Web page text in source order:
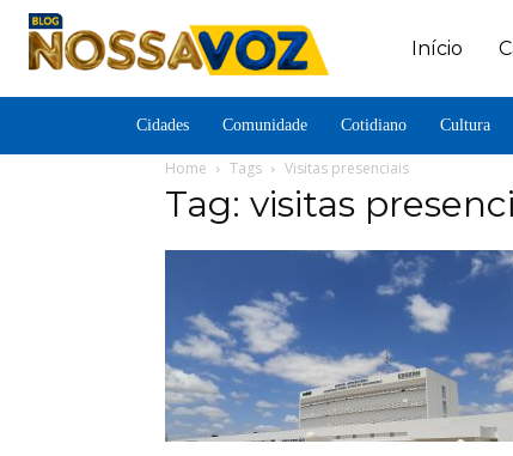
Início
Cidades Comunidade Cotidiano Cultura
Home Tags Visitas presenciais
Tag: visitas